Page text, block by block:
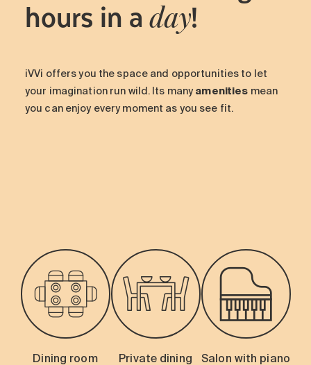
hours in aday!
iVVi offers you the space and opportunities to let
your imagination run wild. Its manyamenities mean
you can enjoy every moment as you see fit.
Dining room
Private dining
Salon with piano